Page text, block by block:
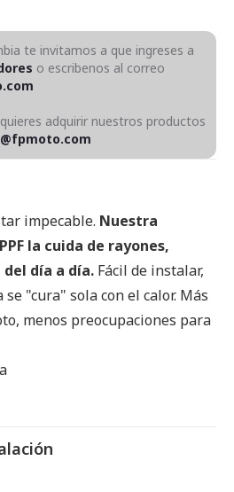
te invitamos a que ingreses a
o escribenos al correo
adquirir nuestros productos
impecable. Nuestra
la cuida de rayones,
día a día. Fácil de instalar,
"cura" sola con el calor. Más
menos preocupaciones para